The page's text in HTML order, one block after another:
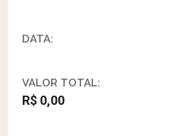
DATA:
VALOR TOTAL:
R$ 0,00